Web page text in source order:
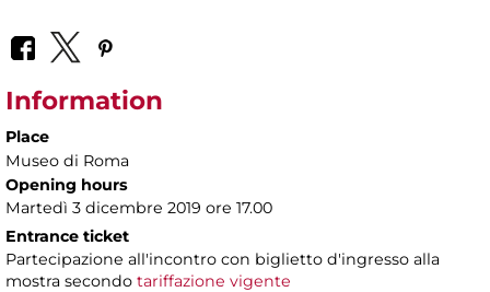
Information
Place
Museo di Roma
Opening hours
Martedì 3 dicembre 2019 ore 17.00
Entrance ticket
Partecipazione all'incontro con biglietto d'ingresso alla
mostra secondo tariffazione vigente